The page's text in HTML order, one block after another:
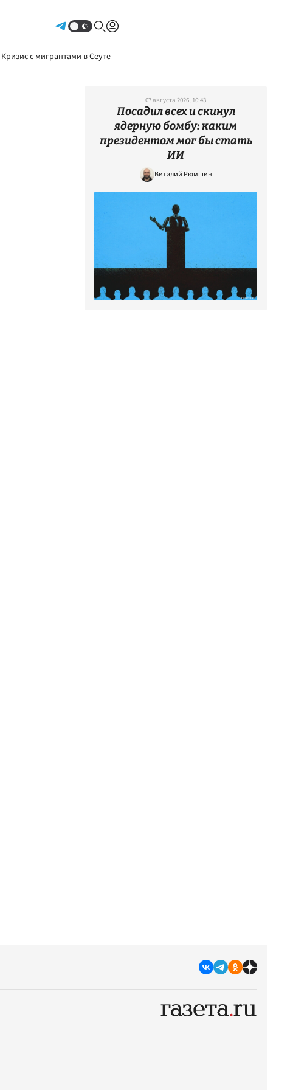
Кризис с мигрантами в Сеуте
07 августа 2026, 10:43
Посадил всех и скинул
ядерную бомбу: каким
президентом мог бы стать
ИИ
Виталий Рюмшин